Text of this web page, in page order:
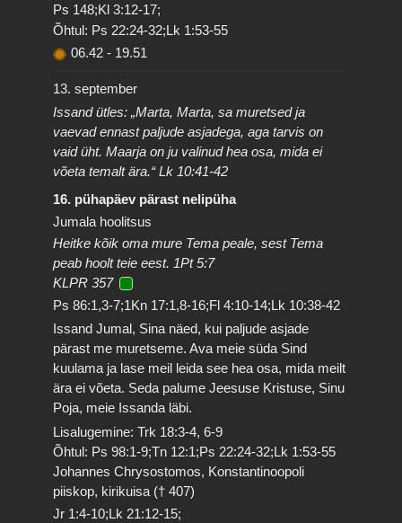
Ps 148;Kl 3:12-17;
Õhtul: Ps 22:24-32;Lk 1:53-55
06.42 - 19.51
13. september
Issand ütles: „Marta, Marta, sa muretsed ja
vaevad ennast paljude asjadega, aga tarvis on
vaid üht. Maarja on ju valinud hea osa, mida ei
võeta temalt ära.“ Lk 10:41-42
16. pühapäev pärast nelipüha
Jumala hoolitsus
Heitke kõik oma mure Tema peale, sest Tema
peab hoolt teie eest. 1Pt 5:7
KLPR 357
Ps 86:1,3-7;1Kn 17:1,8-16;Fl 4:10-14;Lk 10:38-42
Issand Jumal, Sina näed, kui paljude asjade
pärast me muretseme. Ava meie süda Sind
kuulama ja lase meil leida see hea osa, mida meilt
ära ei võeta. Seda palume Jeesuse Kristuse, Sinu
Poja, meie Issanda läbi.
Lisalugemine: Trk 18:3-4, 6-9
Õhtul: Ps 98:1-9;Tn 12:1;Ps 22:24-32;Lk 1:53-55
Johannes Chrysostomos, Konstantinoopoli
piiskop, kirikuisa († 407)
Jr 1:4-10;Lk 21:12-15;